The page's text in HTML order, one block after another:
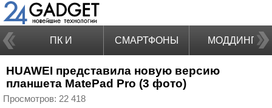
ПК И
НОУТБУКИ
СМАРТФОНЫ МОДДИНГ
HUAWEI представила новую версию
планшета MatePad Pro (3 фото)
Просмотров: 22 418